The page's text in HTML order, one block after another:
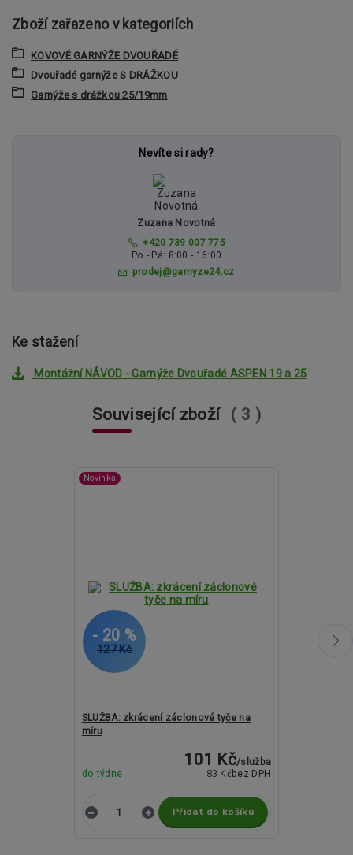
Zboží zařazeno v kategoriích
KOVOVÉ GARNÝŽE DVOUŘADÉ
Dvouřadé garnýže S DRÁŽKOU
Garnýže s drážkou 25/19mm
Nevíte si rady?
Zuzana Novotná
+420 739 007 775
Po - Pá: 8:00 - 16:00
prodej@garnyze24.cz
Ke stažení
Montážní NÁVOD - Garnýže Dvouřadé ASPEN 19 a 25
Související zboží 3
Novinka
127 Kč
- 20 %
SLUŽBA: zkrácení záclonové tyče na
míru
101 Kč/služba
83 Kč bez DPH
do týdne
Přidat do košíku
2 998 Kč
- 20 %